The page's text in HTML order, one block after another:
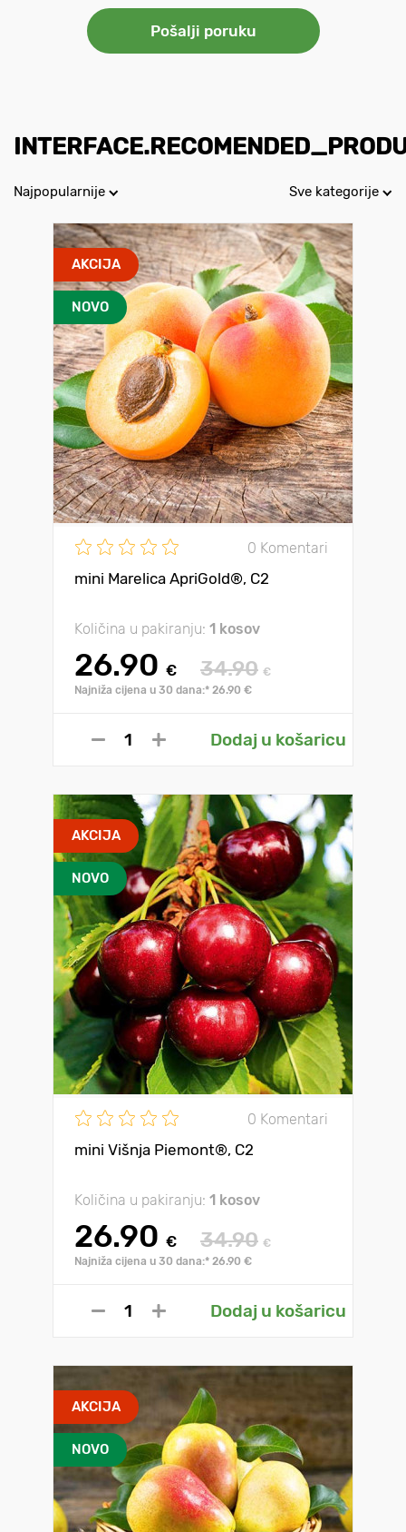
Najpopularnije Sve kategorije
AKCIJA
NOVO
0 Komentari
mini Marelica ApriGold®, C2
Količina u pakiranju: 1 kosov
26.90 € 34.90 €
Najniža cijena u 30 dana:* 26.90 €
Dodaj u košaricu
AKCIJA
NOVO
0 Komentari
mini Višnja Piemont®, C2
Količina u pakiranju: 1 kosov
26.90 € 34.90 €
Najniža cijena u 30 dana:* 26.90 €
Dodaj u košaricu
AKCIJA
NOVO